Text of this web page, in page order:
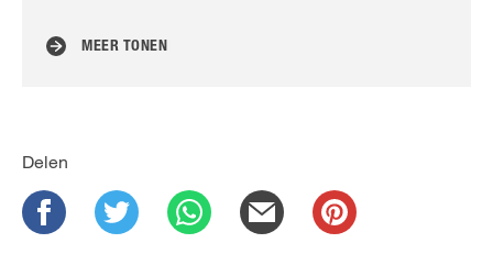
MEER TONEN
Delen